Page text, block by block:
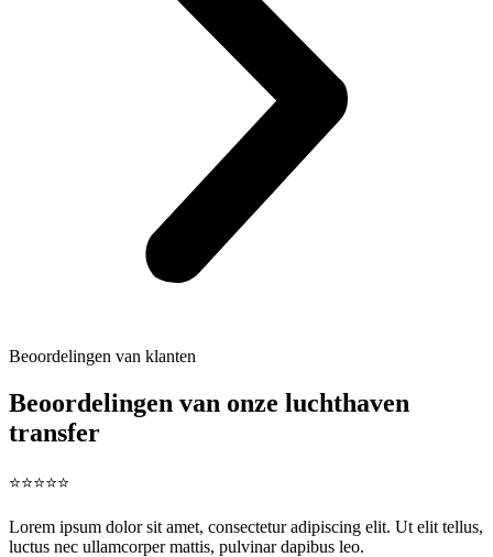
Beoordelingen van klanten
Beoordelingen van onze luchthaven
transfer
⭐⭐⭐⭐⭐
Lorem ipsum dolor sit amet, consectetur adipiscing elit. Ut elit tellus,
luctus nec ullamcorper mattis, pulvinar dapibus leo.